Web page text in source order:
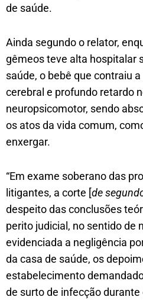
de saúde.
Ainda segundo o relator,
gêmeos teve alta hospitalar
saúde, o bebê que contraiu
cerebral e profundo retardo
neuropsicomotor, sendo
os atos da vida comum,
enxergar.
“Em exame soberano das
litigantes, a corte [de
despeito das conclusões
perito judicial, no sentido de
evidenciada a negligência
da casa de saúde, os
estabelecimento
de surto de infecção